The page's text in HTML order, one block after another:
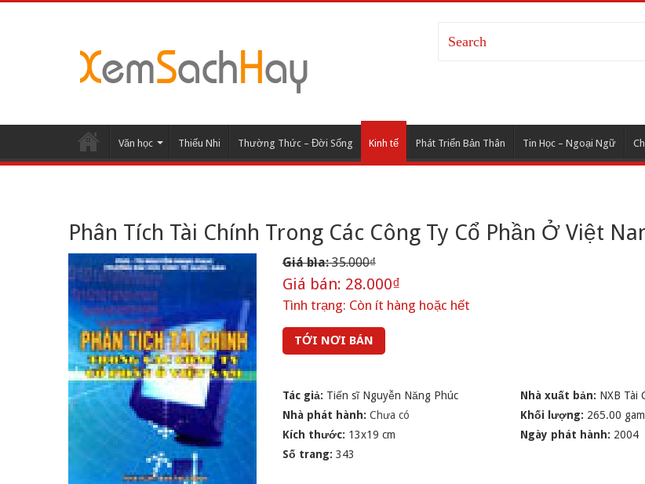
Văn học Thiếu Nhi Thường Thức – Đời Sống Kinh tế Phát Triển Bản Thân Tin Học – Ngoại Ngữ
Phân Tích Tài Chính Trong Các Công Ty Cổ Phần Ở Việt
Giá bìa:35.000₫
Giá bán: 28.000₫
Tình trạng: Còn ít hàng hoặc hết
TỚI NƠI BÁN
Tác giả: Tiến sĩ Nguyễn Năng Phúc Nhà xuất bản: NXB Tài
Nhà phát hành: Chưa có Khối lượng: 265.00 gam
Kích thước: 13x19 cm Ngày phát hành: 2004
Số trang: 343